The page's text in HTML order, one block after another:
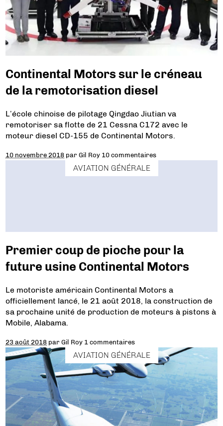
Continental Motors sur le créneau
de la remotorisation diesel
L’école chinoise de pilotage Qingdao Jiutian va
remotoriser sa flotte de 21 Cessna C172 avec le
moteur diesel CD-155 de Continental Motors.
10 novembre 2018 parGil Roy 10 commentaires
AVIATION GÉNÉRALE
Premier coup de pioche pour la
future usine Continental Motors
Le motoriste américain Continental Motors a
officiellement lancé, le 21 août 2018, la construction de
sa prochaine unité de production de moteurs à pistons à
Mobile, Alabama.
23 août 2018 parGil Roy 1 commentaires
AVIATION GÉNÉRALE